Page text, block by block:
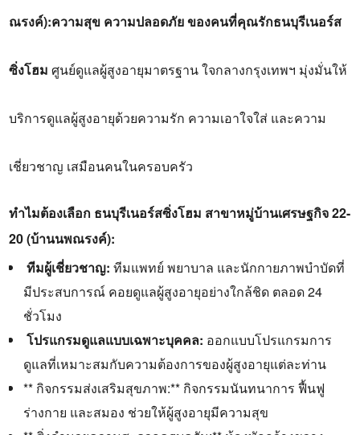
ณรงค์):ความสุข ความปลอดภัย ของคนที่คุณรักธนบุรีเนอร์ส
ซิ่งโฮม ศูนย์ดูแลผู้สูงอายุมาตรฐาน ใจกลางกรุงเทพฯ มุ่งมั่นให้
บริการดูแลผู้สูงอายุด้วยความรัก ความเอาใจใส่ และความ
เชี่ยวชาญ เสมือนคนในครอบครัว
ทำไมต้องเลือก ธนบุรีเนอร์สซิ่งโฮม สาขาหมู่บ้านเศรษฐกิจ 22-
20 (บ้านนพณรงค์):
ทีมผู้เชี่ยวชาญ: ทีมแพทย์ พยาบาล และนักกายภาพบำบัดที่
มีประสบการณ์ คอยดูแลผู้สูงอายุอย่างใกล้ชิด ตลอด 24
ชั่วโมง
‍ โปรแกรมดูแลแบบเฉพาะบุคคล: ออกแบบโปรแกรมการ
ดูแลที่เหมาะสมกับความต้องการของผู้สูงอายุแต่ละท่าน
** กิจกรรมส่งเสริมสุขภาพ:** กิจกรรมนันทนาการ ฟื้นฟู
ร่างกาย และสมอง ช่วยให้ผู้สูงอายุมีความสุข